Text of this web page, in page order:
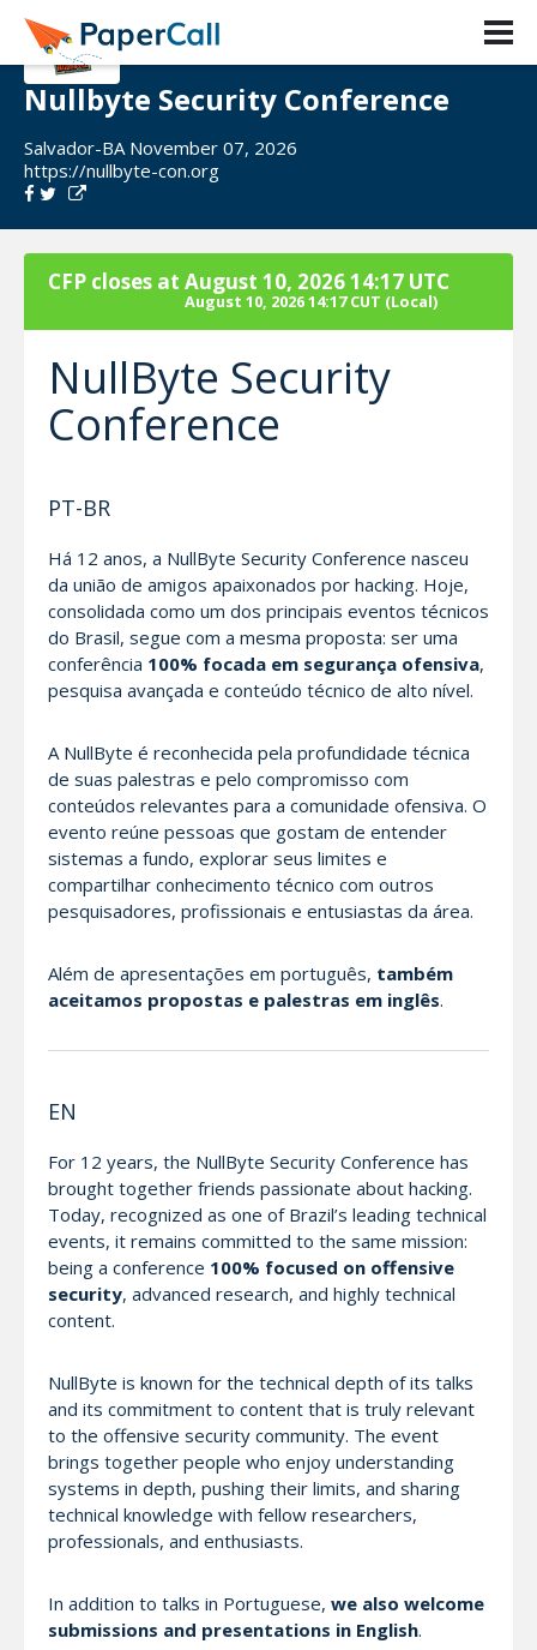
Nullbyte Security Conference
Salvador-BA November 07, 2026
https://nullbyte-con.org
CFP closes at August 10, 2026 14:17 UTC
August 10, 2026 14:17 CUT (Local)
NullByte Security
Conference
PT-BR
Há 12 anos, a NullByte Security Conference nasceu
da união de amigos apaixonados por hacking. Hoje,
consolidada como um dos principais eventos técnicos
do Brasil, segue com a mesma proposta: ser uma
conferência 100% focada em segurança ofensiva,
pesquisa avançada e conteúdo técnico de alto nível.
A NullByte é reconhecida pela profundidade técnica
de suas palestras e pelo compromisso com
conteúdos relevantes para a comunidade ofensiva. O
evento reúne pessoas que gostam de entender
sistemas a fundo, explorar seus limites e
compartilhar conhecimento técnico com outros
pesquisadores, profissionais e entusiastas da área.
Além de apresentações em português, também
aceitamos propostas e palestras em inglês.
EN
For 12 years, the NullByte Security Conference has
brought together friends passionate about hacking.
Today, recognized as one of Brazil’s leading technical
events, it remains committed to the same mission:
being a conference 100% focused on offensive
security, advanced research, and highly technical
content.
NullByte is known for the technical depth of its talks
and its commitment to content that is truly relevant
to the offensive security community. The event
brings together people who enjoy understanding
systems in depth, pushing their limits, and sharing
technical knowledge with fellow researchers,
professionals, and enthusiasts.
In addition to talks in Portuguese, we also welcome
submissions and presentations in English.